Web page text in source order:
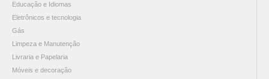
Educação e Idiomas
Eletrônicos e tecnologia
Gás
Limpeza e Manutenção
Livraria e Papelaria
Móveis e decoração